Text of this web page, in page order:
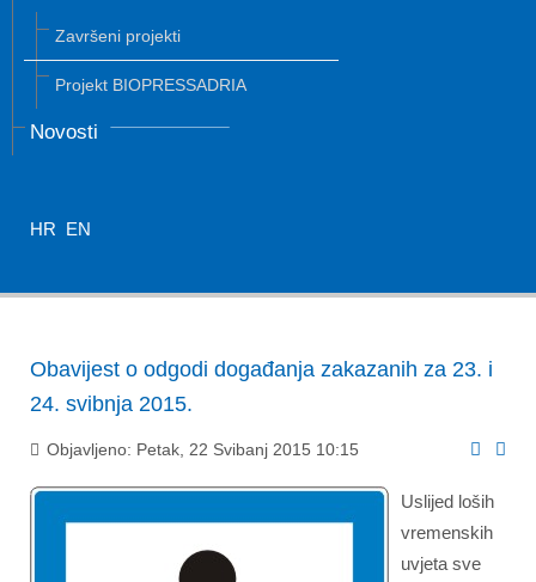
Završeni projekti
Projekt BIOPRESSADRIA
Novosti
HR EN
Obavijest o odgodi događanja zakazanih za 23. i
24. svibnja 2015.
Objavljeno: Petak, 22 Svibanj 2015 10:15
Uslijed loših
vremenskih
uvjeta sve